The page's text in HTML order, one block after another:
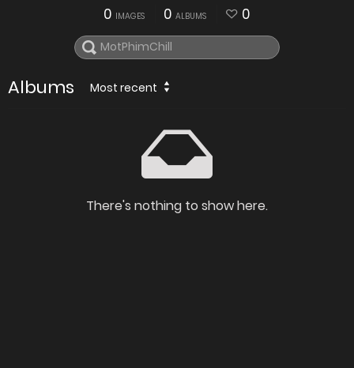
0 IMAGES 0 ALBUMS 0
Albums Most recent
There's nothing to show here.